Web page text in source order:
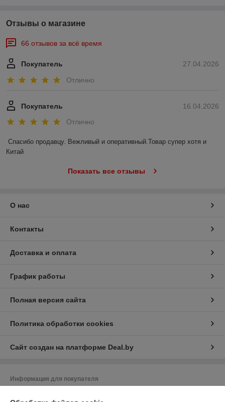
Отзывы о магазине
66 отзывов за всё время
27.04.2026
Покупатель
Отлично
16.04.2026
Покупатель
Отлично
Спасибо продавцу. Вежливый и оперативный.Товар супер хотя и
Китай
Показать все отзывы
О нас
Контакты
Доставка и оплата
График работы
Полная версия сайта
Политика обработки cookies
Сайт создан на платформе Deal.by
Информация для покупателя